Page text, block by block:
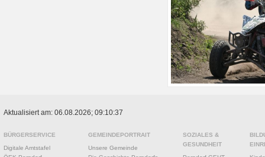
Aktualisiert am: 06.08.2026; 09:10:37
BÜRGERSERVICE
Digitale Amtstafel
GEMEINDEPORTRAIT
Unsere Gemeinde
SOZIALES &
GESUNDHEIT